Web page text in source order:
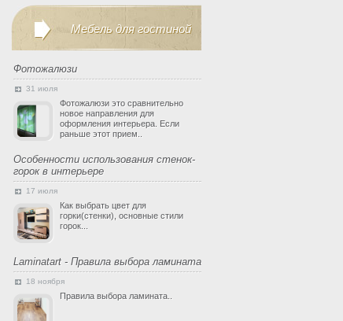
Мебель для гостиной
Фотожалюзи
31 июля
Фотожалюзи это сравнительно
новое направления для
оформления интерьера. Если
раньше этот прием..
Особенности использования стенок-
горок в интерьере
17 июля
Как выбрать цвет для
горки(стенки), основные стили
горок...
Laminatart - Правила выбора ламината
18 ноября
Правила выбора ламината..